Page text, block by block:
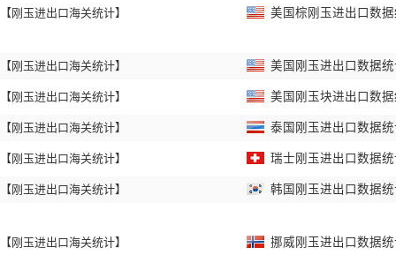
【刚玉进出口海关统计】
【刚玉进出口海关统计】
【刚玉进出口海关统计】
【刚玉进出口海关统计】
【刚玉进出口海关统计】
【刚玉进出口海关统计】
【刚玉进出口海关统计】
美国棕刚玉进出口数
美国刚玉进出口数据
美国刚玉块进出口数
泰国刚玉进出口数据
瑞士刚玉进出口数据
韩国刚玉进出口数据
挪威刚玉进出口数据